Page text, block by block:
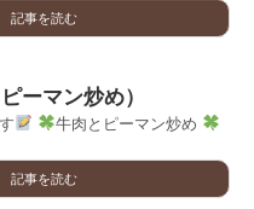
記事を読む
ーマン炒め）
牛肉とピーマン炒め
記事を読む